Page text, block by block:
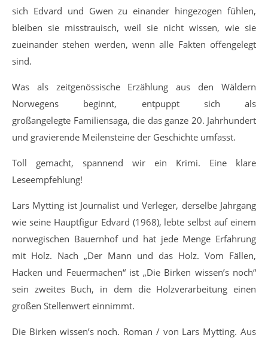
sich Edvard und Gwen zu einander hingezogen fühlen,
bleiben sie misstrauisch, weil sie nicht wissen, wie sie
zueinander stehen werden, wenn alle Fakten offengelegt
sind.
Was als zeitgenössische Erzählung aus den Wäldern
Norwegens beginnt, entpuppt sich als
großangelegte Familiensaga, die das ganze 20. Jahrhundert
und gravierende Meilensteine der Geschichte umfasst.
Toll gemacht, spannend wir ein Krimi. Eine klare
Leseempfehlung!
Lars Mytting ist Journalist und Verleger, derselbe Jahrgang
wie seine Hauptfigur Edvard (1968), lebte selbst auf einem
norwegischen Bauernhof und hat jede Menge Erfahrung
mit Holz. Nach „Der Mann und das Holz. Vom Fällen,
Hacken und Feuermachen“ ist „Die Birken wissen’s noch“
sein zweites Buch, in dem die Holzverarbeitung einen
großen Stellenwert einnimmt.
Die Birken wissen’s noch. Roman / von Lars Mytting. Aus